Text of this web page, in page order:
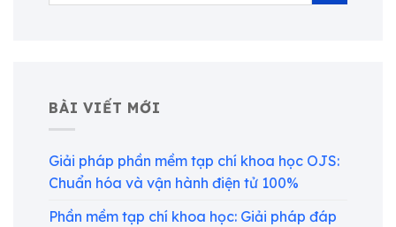
BÀI VIẾT MỚI
Giải pháp phần mềm tạp chí khoa học OJS:
Chuẩn hóa và vận hành điện tử 100%
Phần mềm tạp chí khoa học: Giải pháp đáp